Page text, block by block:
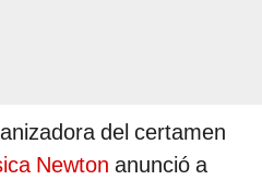
del certamen
Newton anunció a